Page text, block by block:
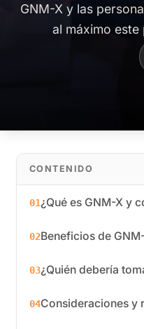
GNM-X y las
al máximo
CONTENIDO
01¿Qué es GNM-X y
02Beneficios de
03¿Quién debería
04Consideraciones y